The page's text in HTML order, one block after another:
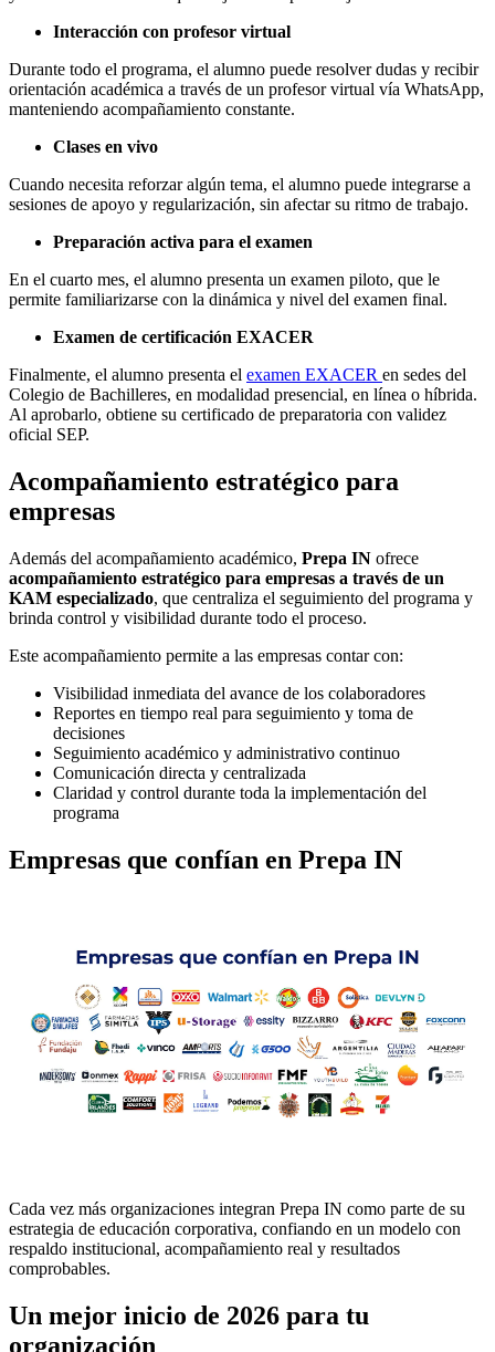
Interacción con profesor virtual
Durante todo el programa, el alumno puede resolver dudas y recibir
orientación académica a través de un profesor virtual vía WhatsApp,
manteniendo acompañamiento constante.
Clases en vivo
Cuando necesita reforzar algún tema, el alumno puede integrarse a
sesiones de apoyo y regularización, sin afectar su ritmo de trabajo.
Preparación activa para el examen
En el cuarto mes, el alumno presenta un examen piloto, que le
permite familiarizarse con la dinámica y nivel del examen final.
Examen de certificación EXACER
Finalmente, el alumno presenta el examen EXACER en sedes del
Colegio de Bachilleres, en modalidad presencial, en línea o híbrida.
Al aprobarlo, obtiene su certificado de preparatoria con validez
oficial SEP.
Acompañamiento estratégico para
empresas
Además del acompañamiento académico, Prepa IN ofrece
acompañamiento estratégico para empresas a través de un
KAM especializado, que centraliza el seguimiento del programa y
brinda control y visibilidad durante todo el proceso.
Este acompañamiento permite a las empresas contar con:
Visibilidad inmediata del avance de los colaboradores
Reportes en tiempo real para seguimiento y toma de
decisiones
Seguimiento académico y administrativo continuo
Comunicación directa y centralizada
Claridad y control durante toda la implementación del
programa
Empresas que confían en Prepa IN
Cada vez más organizaciones integran Prepa IN como parte de su
estrategia de educación corporativa, confiando en un modelo con
respaldo institucional, acompañamiento real y resultados
comprobables.
Un mejor inicio de 2026 para tu
organización